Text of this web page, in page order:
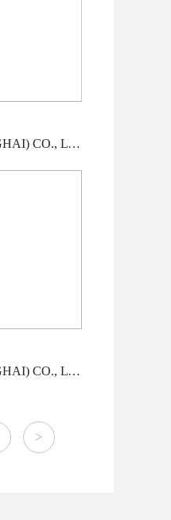
CASTEL REFRIGERATION (SHANGHAI) CO., LTD
CASTEL REFRIGERATION (SHANGHAI) CO., LTD
>